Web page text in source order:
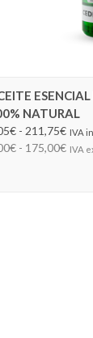
NATURAL
- 211,75€ IVA
- 175,00€ IVA